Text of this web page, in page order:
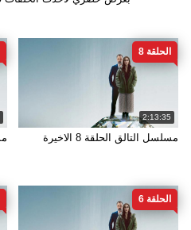
2:13:35
الحلقة 8
مسلسل التالق الحلقة 8 الاخيرة
الحلقة 6